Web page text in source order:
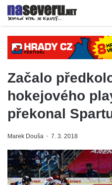
Začalo
hokejového
překonal
Marek Douša 7. 3. 2018